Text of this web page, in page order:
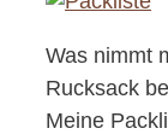
Was nimmt
Rucksack
Meine